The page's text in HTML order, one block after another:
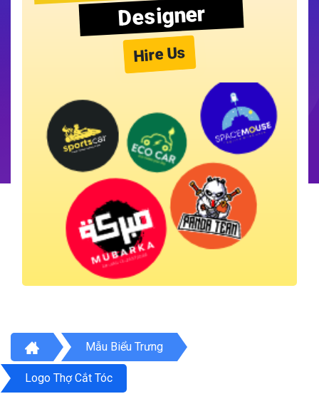
Designer
Hire Us
Mẫu Biểu Trưng
Logo Thợ Cắt Tóc